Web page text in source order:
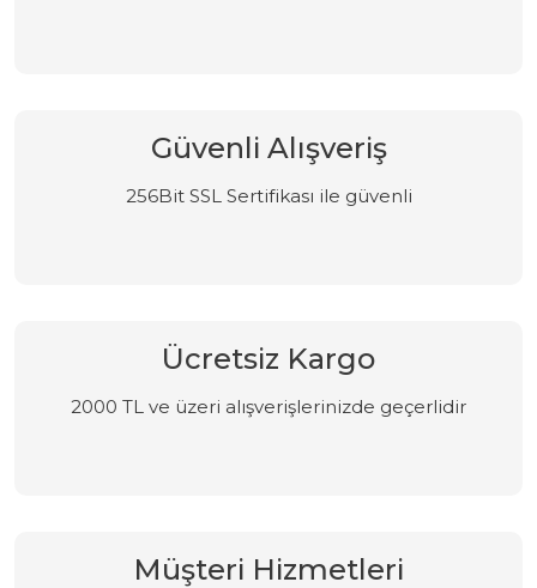
Güvenli Alışveriş
256Bit SSL Sertifikası ile güvenli
Ücretsiz Kargo
2000 TL ve üzeri alışverişlerinizde geçerlidir
Müşteri Hizmetleri